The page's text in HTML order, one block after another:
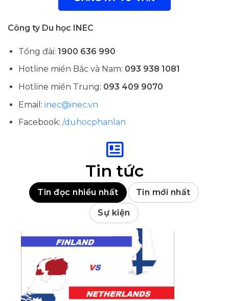
Công ty Du học INEC
Tổng đài: 1900 636 990
Hotline miền Bắc và Nam: 093 938 1081
Hotline miền Trung: 093 409 9070
Email: inec@inec.vn
Facebook: /duhocphanlan
Tin tức
Tin đọc nhiều nhất Tin mới nhất
Sự kiện